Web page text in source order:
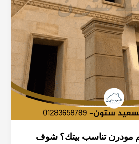
مودرن تناسب بيتك؟ شوف